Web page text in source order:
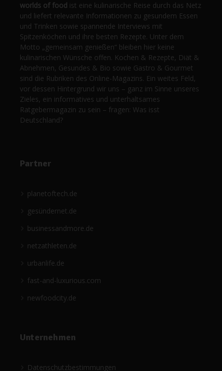
worlds of food ist eine kulinarische Reise durch das Netz
und liefert relevante Informationen zu gesundem Essen
und Trinken sowie spannende Interviews mit
Spitzenköchen und ihre besten Rezepte. Unter dem
Motto „gemeinsam genießen“ bleiben hier keine
kulinarischen Wünsche offen. Kochen & Rezepte, Diät &
Abnehmen, Gesundes & Bio sowie Gastro & Gourmet
sind die Rubriken des Online-Magazins. Ein weites Feld,
vor dessen Hintergrund wir uns – ganz im Sinne unseres
Zieles, ein informatives und unterhaltsames
Ratgebermagazin zu sein – fragen: Was isst
Deutschland?
Partner
planetoftech.de
gesündernet.de
businessandmore.de
netzathleten.de
urbanlife.de
fast-and-luxurious.com
newfoodcity.de
Unternehmen
Datenschutzbestimmungen